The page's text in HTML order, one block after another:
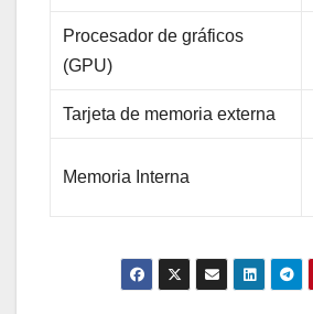
Procesador de gráficos
(GPU)
Tarjeta de memoria externa
Memoria Interna